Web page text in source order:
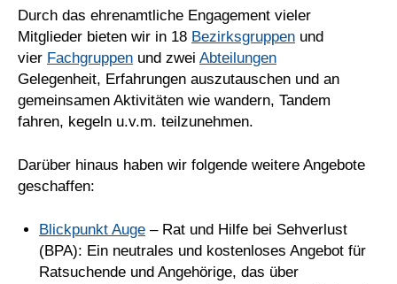
Durch das ehrenamtliche Engagement vieler
Mitglieder bieten wir in 18 Bezirksgruppen und
vier Fachgruppen und zwei Abteilungen
Gelegenheit, Erfahrungen auszutauschen und an
gemeinsamen Aktivitäten wie wandern, Tandem
fahren, kegeln u.v.m. teilzunehmen.
Darüber hinaus haben wir folgende weitere Angebote
geschaffen:
Blickpunkt Auge – Rat und Hilfe bei Sehverlust
(BPA): Ein neutrales und kostenloses Angebot für
Ratsuchende und Angehörige, das über